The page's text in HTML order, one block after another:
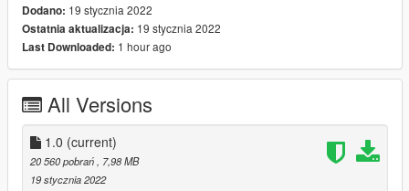
Dodano: 19 stycznia 2022
Ostatnia aktualizacja: 19 stycznia 2022
Last Downloaded: 1 hour ago
All Versions
1.0 (current)
20 560 pobrań
, 7,98 MB
19 stycznia 2022